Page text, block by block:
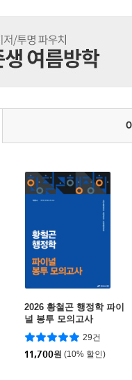
2026 황철곤 행정학 파이
널 봉투 모의고사
29건
11,700원 (10% 할인)